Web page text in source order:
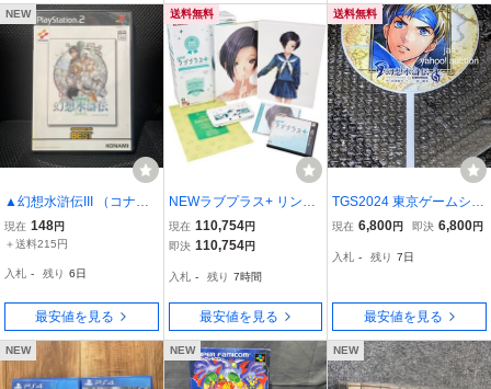
NEW
▲幻想水滸伝III （コナミ
ザベスト）
現在 148円
＋送料215円
入札 - 残り 6日
最安値を見る
送料無料
NEWラブプラス+ リンコ
デラックスコンプリート
セット (ニンテンドー3DS
現在 110,754円
即決 110,754円
入札 - 残り 7時間
最安値を見る
送料無料
TGS2024 東京ゲームショ
ウ KONAMI コナミブース
ター 非売品 ノベルティ
京ゲームショー
現在 6,800円 即決 6,800円
入札 - 残り 7日
最安値を見る
NEW NEW NEW